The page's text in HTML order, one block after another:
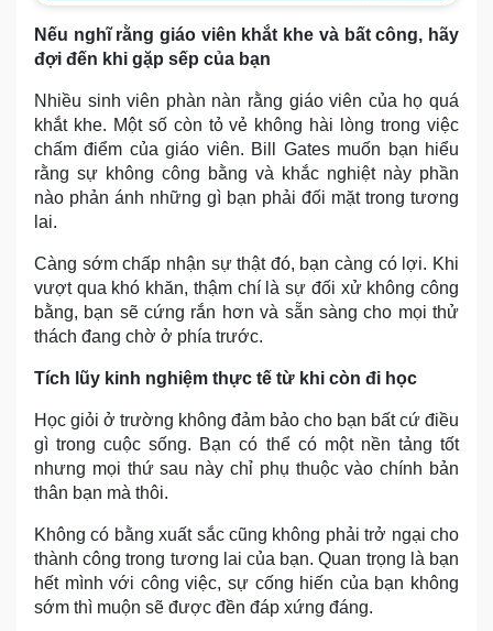
Nếu nghĩ rằng giáo viên khắt khe và bất công, hãy
đợi đến khi gặp sếp của bạn
Nhiều sinh viên phàn nàn rằng giáo viên của họ quá
khắt khe. Một số còn tỏ vẻ không hài lòng trong việc
chấm điểm của giáo viên. Bill Gates muốn bạn hiểu
rằng sự không công bằng và khắc nghiệt này phần
nào phản ánh những gì bạn phải đối mặt trong tương
lai.
Càng sớm chấp nhận sự thật đó, bạn càng có lợi. Khi
vượt qua khó khăn, thậm chí là sự đối xử không công
bằng, bạn sẽ cứng rắn hơn và sẵn sàng cho mọi thử
thách đang chờ ở phía trước.
Tích lũy kinh nghiệm thực tế từ khi còn đi học
Học giỏi ở trường không đảm bảo cho bạn bất cứ điều
gì trong cuộc sống. Bạn có thể có một nền tảng tốt
nhưng mọi thứ sau này chỉ phụ thuộc vào chính bản
thân bạn mà thôi.
Không có bằng xuất sắc cũng không phải trở ngại cho
thành công trong tương lai của bạn. Quan trọng là bạn
hết mình với công việc, sự cống hiến của bạn không
sớm thì muộn sẽ được đền đáp xứng đáng.